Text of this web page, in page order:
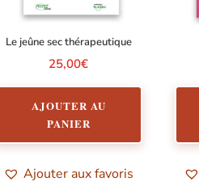
Le jeûne sec thérapeutique
25,00€
AJOUTER AU
PANIER
Ajouter aux favoris